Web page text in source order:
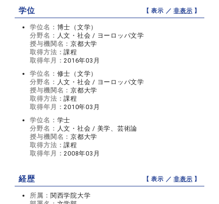
学位 【 表示 ／非表示 】
学位名： 博士（文学）
分野名： 人文・社会 / ヨーロッパ文学
授与機関名：京都大学
取得方法：課程
取得年月：2016年03月
学位名： 修士（文学）
分野名： 人文・社会 / ヨーロッパ文学
授与機関名：京都大学
取得方法：課程
取得年月：2010年03月
学位名： 学士
分野名： 人文・社会 / 美学、芸術論
授与機関名：京都大学
取得方法：課程
取得年月：2008年03月
経歴 【 表示 ／非表示 】
所属： 関西学院大学